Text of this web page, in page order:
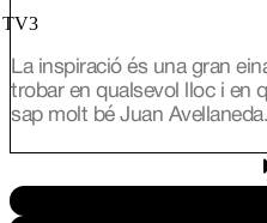
del món; Ramón Monegal,
bufat amb formes únique.
TV3
La inspiració és una gran
trobar en qualsevol lloc i en
sap molt bé Juan
viatja arreu de Catalunya
d’inspiració de tres nous
s’inspira Lily Brick, una
del món; Ramón Monegal,